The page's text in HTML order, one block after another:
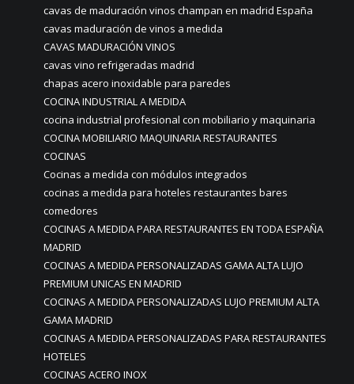
cavas de maduración vinos champan en madrid España
cavas maduración de vinos a medida
CAVAS MADURACIÓN VINOS
cavas vino refrigeradas madrid
chapas acero inoxidable para paredes
COCINA INDUSTRIAL A MEDIDA
cocina industrial profesional con mobiliario y maquinaria
COCINA MOBILIARIO MAQUINARIA RESTAURANTES
COCINAS
Cocinas a medida con módulos integrados
cocinas a medida para hoteles restaurantes bares
comedores
COCINAS A MEDIDA PARA RESTAURANTES EN TODA ESPAÑA
MADRID
COCINAS A MEDIDA PERSONALIZADAS GAMA ALTA LUJO
PREMIUM UNICAS EN MADRID
COCINAS A MEDIDA PERSONALIZADAS LUJO PREMIUM ALTA
GAMA MADRID
COCINAS A MEDIDA PERSONALIZADAS PARA RESTAURANTES
HOTELES
COCINAS ACERO INOX